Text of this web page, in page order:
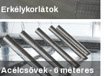
Erkélykorlátok
Acélcsövek - 6 méteres